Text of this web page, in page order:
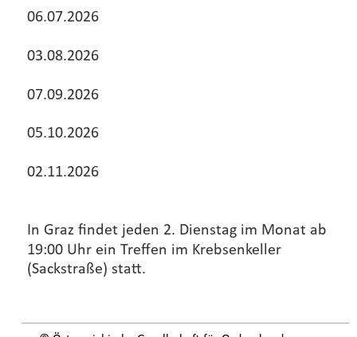
06.07.2026
03.08.2026
07.09.2026
05.10.2026
02.11.2026
In Graz findet jeden 2. Dienstag im Monat ab
19:00 Uhr ein Treffen im Krebsenkeller
(Sackstraße) statt.